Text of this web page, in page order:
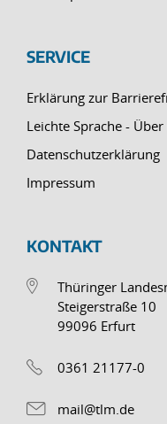
SERVICE
Erklärung zur
Leichte Sprache - Über
Datenschutzerklärung
Impressum
KONTAKT
Thüringer
Steigerstraße 10
99096 Erfurt
0361 21177-0
mail@tlm.de